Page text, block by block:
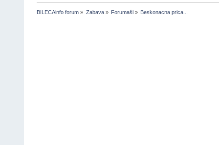
BILECAinfo forum » Zabava» Forumaši» Beskonacna prica...